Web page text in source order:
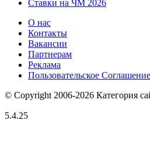
Ставки на ЧМ 2026
О нас
Контакты
Вакансии
Партнерам
Реклама
Пользовательское Соглашение
© Copyright 2006-2026 Категория
5.4.25